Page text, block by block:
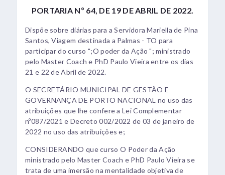
PORTARIA Nº 64, DE 19 DE ABRIL DE 2022.
Dispõe sobre diárias para a Servidora Mariella de Pina
Santos, Viagem destinada a Palmas - TO para
participar do curso ";O poder da Ação "; ministrado
pelo Master Coach e PhD Paulo Vieira entre os dias
21 e 22 de Abril de 2022.
O SECRETÁRIO MUNICIPAL DE GESTÃO E
GOVERNANÇA DE PORTO NACIONAL no uso das
atribuições que lhe confere a Lei Complementar
nº087/2021 e Decreto 002/2022 de 03 de janeiro de
2022 no uso das atribuições e;
CONSIDERANDO que curso O Poder da Ação
ministrado pelo Master Coach e PhD Paulo Vieira se
trata de uma imersão na mentalidade objetiva de